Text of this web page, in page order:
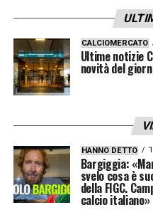
Antonio Silva
traguardi
Antonio Silva
settore giovanile del
CF
United. Il salto di
stagione
2021/22,
protagonisti della
CALCIOMERCATO
Ultime notizie
novità del
HANNO DETTO
Bargiggia:
svelo cosa è
della FIGC.
calcio italiano»